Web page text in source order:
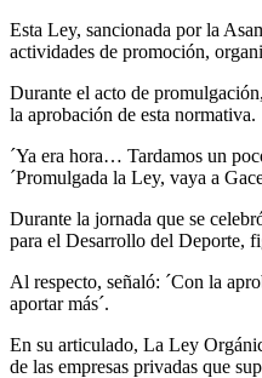
Esta Ley, sancionada por la
actividades de promoción,
Durante el acto de
la aprobación de esta normativa.
´Ya era hora… Tardamos un
´Promulgada la Ley, vaya a
Durante la jornada que se
para el Desarrollo del Deporte,
Al respecto, señaló: ´Con la
aportar más´.
En su articulado, La Ley
de las empresas privadas que